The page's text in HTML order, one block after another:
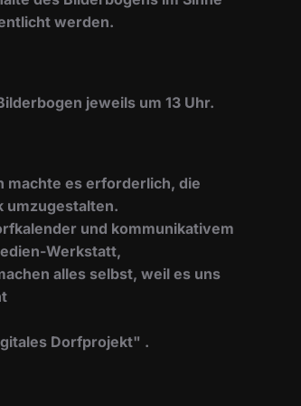
werden.
jeweils um 13 Uhr.
machte es erforderlich, die
umzugestalten.
und kommunikativem
Werkstatt,
alles selbst, weil es uns
Dorfprojekt" .